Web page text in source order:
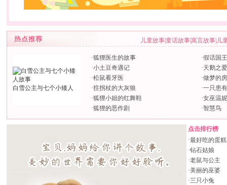
儿童故事童话故事寓言故事 儿
白雪公主与七个小矮人
·狐狸医生的故事
·小土豆奇遇记
·松鼠看牙医
·拄拐杖的大灰狼
·狐狸小姐的红舞鞋
·狐狸的恶作剧
·假话国
·天鹅之爱
·做梦的
·一只患
·女巫温
·智慧鸟
点击排行榜
·最好吃的蛋糕
·钻石姑娘
·老鼠与公主
·美丽的巫婆
·三只小兔